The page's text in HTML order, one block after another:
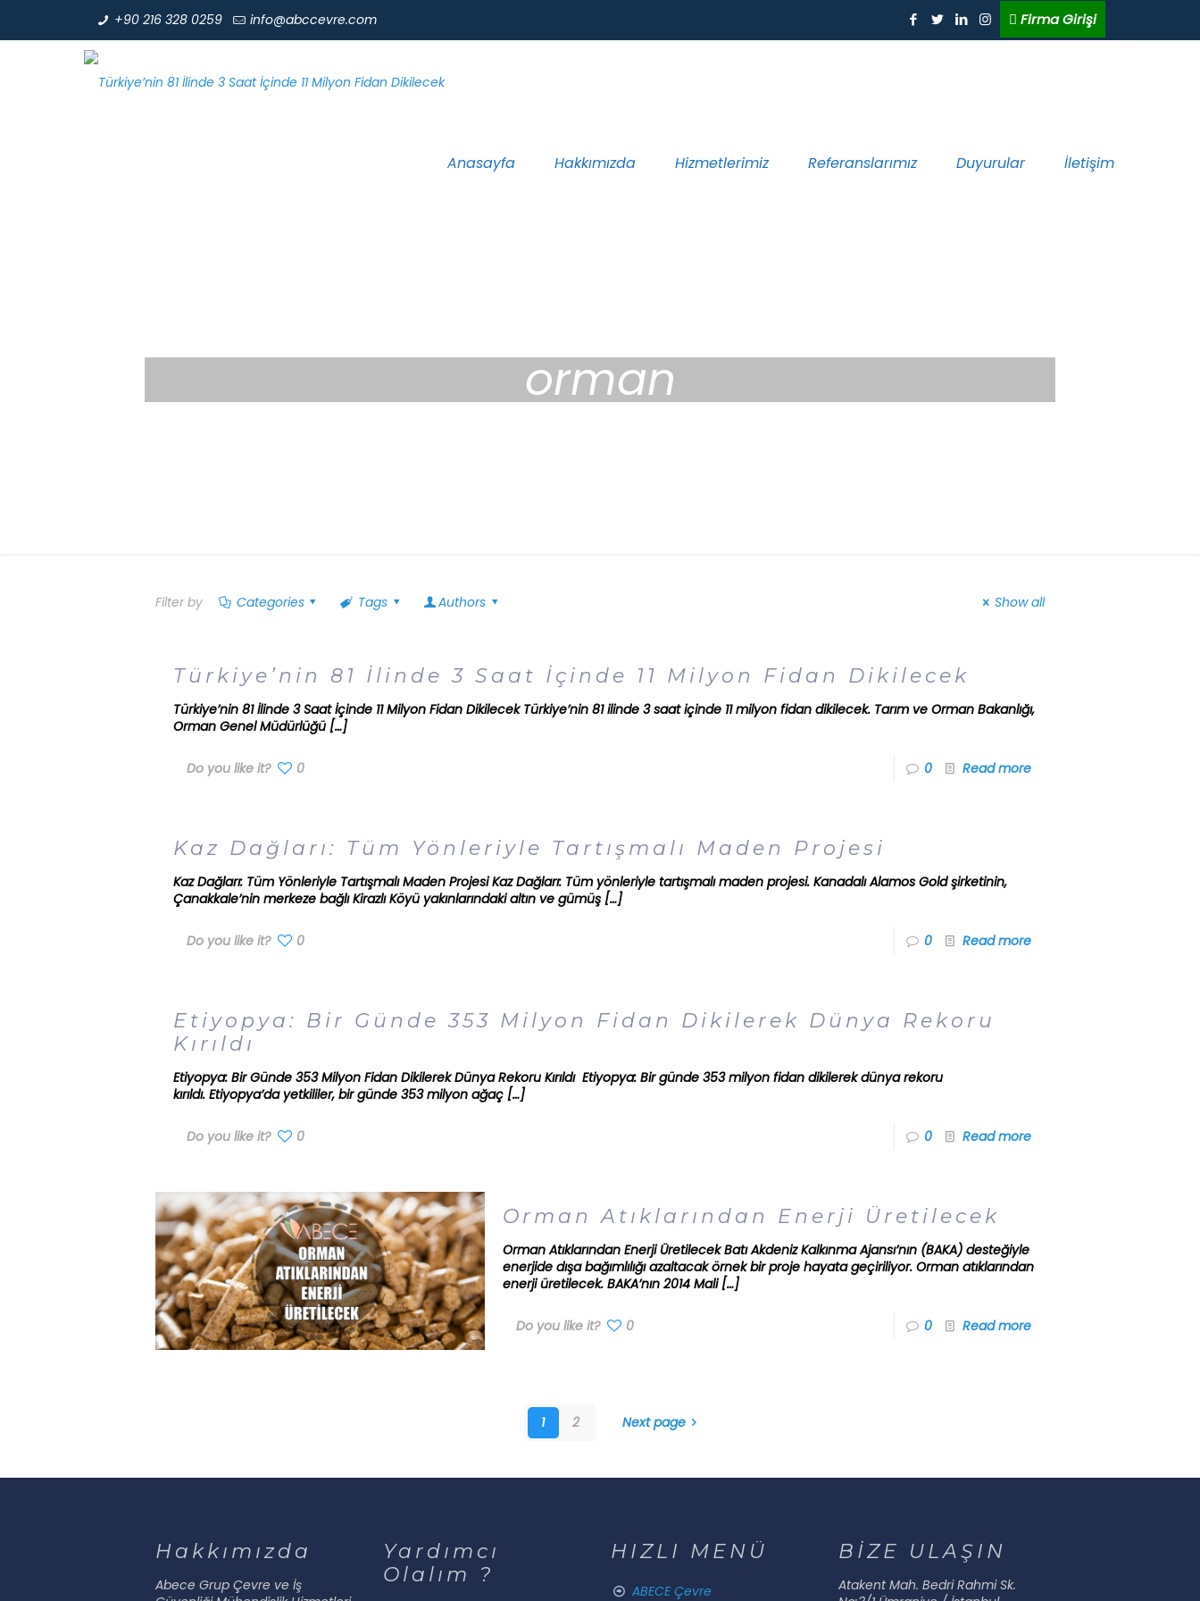
+90 216 328 0259 info@abccevre.com Firma Girişi
Anasayfa Hakkımızda Hizmetlerimiz Referanslarımız Duyurular İletişim
orman
Filter by Categories Tags Authors Show all
Türkiye’nin 81 İlinde 3 Saat İçinde 11 Milyon Fidan Dikilecek
Türkiye’nin 81 İlinde 3 Saat İçinde 11 Milyon Fidan Dikilecek Türkiye’nin 81 ilinde 3 saat içinde 11 milyon fidan dikilecek. Tarım ve Orman Bakanlığı,
Orman Genel Müdürlüğü […]
Do you like it? 0 0 Read more
Kaz Dağları: Tüm Yönleriyle Tartışmalı Maden Projesi
Kaz Dağları: Tüm Yönleriyle Tartışmalı Maden Projesi Kaz Dağları: Tüm yönleriyle tartışmalı maden projesi. Kanadalı Alamos Gold şirketinin,
Çanakkale’nin merkeze bağlı Kirazlı Köyü yakınlarındaki altın ve gümüş[…]
Do you like it? 0 0 Read more
Etiyopya: Bir Günde 353 Milyon Fidan Dikilerek Dünya Rekoru
Kırıldı
Etiyopya: Bir Günde 353 Milyon Fidan Dikilerek Dünya Rekoru Kırıldı Etiyopya: Bir günde 353 milyon fidan dikilerek dünya rekoru
kırıldı. Etiyopya’da yetkililer, bir günde 353 milyon ağaç […]
Do you like it? 0 0 Read more
Orman Atıklarından Enerji Üretilecek
Orman Atıklarından Enerji Üretilecek Batı Akdeniz Kalkınma Ajansı’nın (BAKA) desteğiyle
enerjide dışa bağımlılığı azaltacak örnek bir proje hayata geçiriliyor. Orman atıklarından
enerji üretilecek. BAKA’nın 2014 Mali[…]
Do you like it? 0 0 Read more
1 2 Next page
Hakkımızda
Abece Grup Çevre ve İş
Yardımcı
Olalım ?
HIZLI MENÜ
ABECE Çevre
BİZE ULAŞIN
Atakent Mah. Bedri Rahmi Sk.